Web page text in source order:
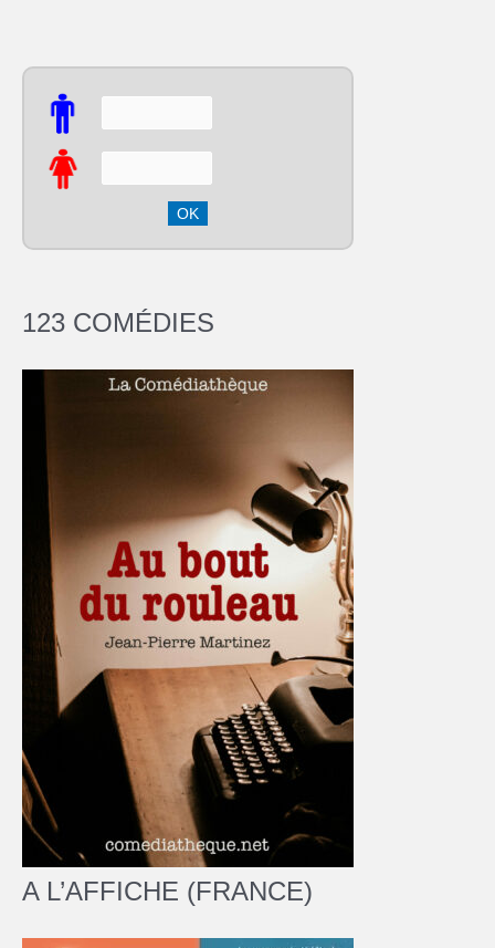
123 COMÉDIES
A L’AFFICHE (FRANCE)